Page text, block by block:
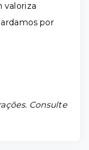
valoriza
por
Consulte